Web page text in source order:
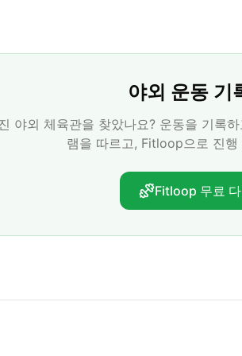
야외 운동 기
야외 체육관을 찾았나요? 운동을 기록
램을 따르고, Fitloop으로 진행
Fitloop 무료